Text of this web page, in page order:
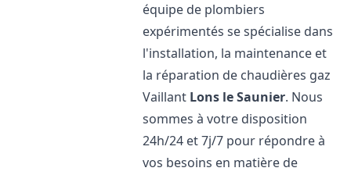
équipe de plombiers
expérimentés se spécialise dans
l'installation, la maintenance et
la réparation de chaudières gaz
Vaillant Lons le Saunier. Nous
sommes à votre disposition
24h/24 et 7j/7 pour répondre à
vos besoins en matière de